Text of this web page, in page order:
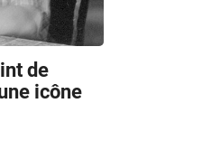
de
icône